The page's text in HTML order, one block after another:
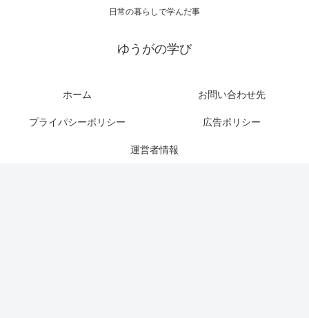
日常の暮らしで学んだ事
ゆうがの学び
ホーム お問い合わせ先
プライパシーポリシー 広告ポリシー
運営者情報